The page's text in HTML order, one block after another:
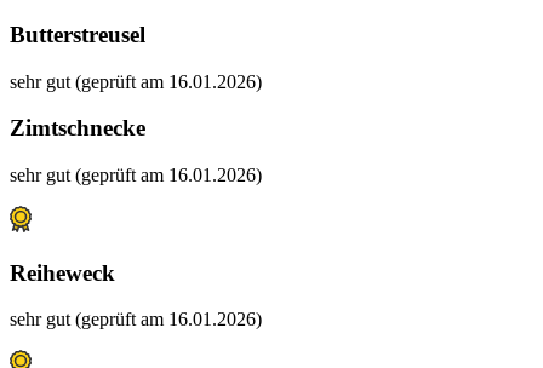
Butterstreusel
sehr gut (geprüft am 16.01.2026)
Zimtschnecke
sehr gut (geprüft am 16.01.2026)
Reiheweck
sehr gut (geprüft am 16.01.2026)